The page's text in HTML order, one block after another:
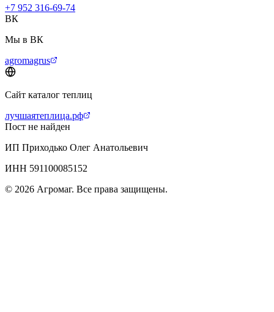
+7 952 316-69-74
ВК
Мы в ВК
agromagrus
Сайт каталог теплиц
лучшаятеплица.рф
Пост не найден
ИП Приходько Олег Анатольевич
ИНН 591100085152
© 2026 Агромаг. Все права защищены.